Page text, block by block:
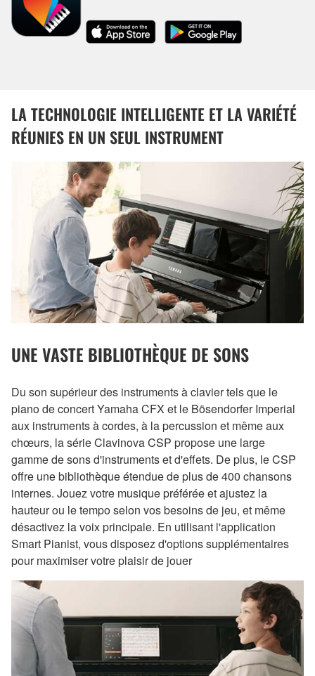
LA TECHNOLOGIE INTELLIGENTE ET LA VARIÉTÉ
RÉUNIES EN UN SEUL INSTRUMENT
UNE VASTE BIBLIOTHÈQUE DE SONS
Du son supérieur des instruments à clavier tels que le
piano de concert Yamaha CFX et le Bösendorfer Imperial
aux instruments à cordes, à la percussion et même aux
chœurs, la série Clavinova CSP propose une large
gamme de sons d'instruments et d'effets. De plus, le CSP
offre une bibliothèque étendue de plus de 400 chansons
internes. Jouez votre musique préférée et ajustez la
hauteur ou le tempo selon vos besoins de jeu, et même
désactivez la voix principale. En utilisant l'application
Smart Pianist, vous disposez d'options supplémentaires
pour maximiser votre plaisir de jouer